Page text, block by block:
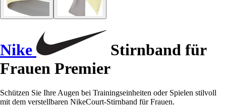
Nike
Stirnband für
Frauen Premier
Schützen Sie Ihre Augen bei Trainingseinheiten oder Spielen stilvoll
mit dem verstellbaren NikeCourt-Stirnband für Frauen.